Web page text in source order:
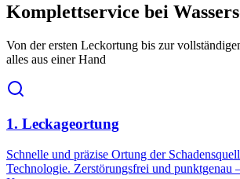
Komplettservice bei
Von der ersten Leckortung bis zur
alles aus einer Hand
1. Leckageortung
Schnelle und präzise Ortung der
Technologie. Zerstörungsfrei und punktgenau